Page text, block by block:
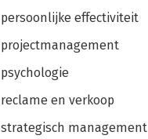
persoonlijke effectiviteit
projectmanagement
psychologie
reclame en verkoop
strategisch management